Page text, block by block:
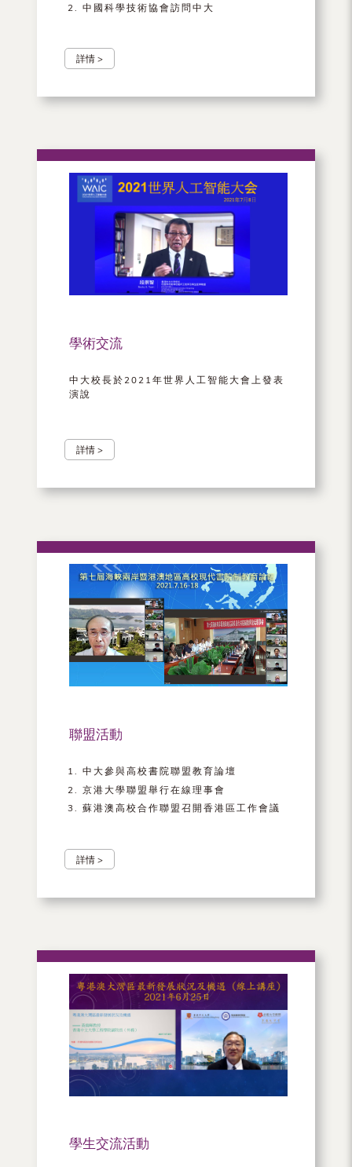
中國科學技術協會訪問中大
詳情 >
學術交流
中大校長於2021年世界人工智能大會上發表
演說
詳情 >
聯盟活動
中大參與高校書院聯盟教育論壇
京港大學聯盟舉行在線理事會
蘇港澳高校合作聯盟召開香港區工作會議
詳情 >
學生交流活動